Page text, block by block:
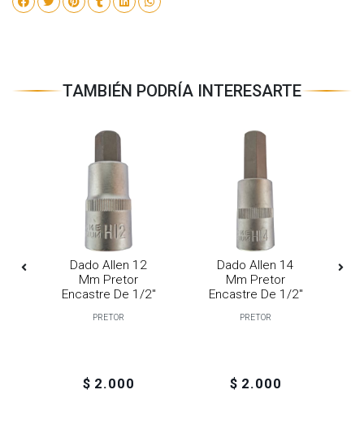
TAMBIÉN PODRÍA INTERESARTE
Dado Allen 12
Mm Pretor
Encastre De 1/2"
PRETOR
$ 2.000
Dado Allen 14
Mm Pretor
Encastre De 1/2"
PRETOR
$ 2.000